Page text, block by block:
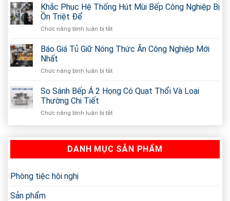
Có
Không?
Mua
Bếp
Dùng
Khắc Phục Hệ Thống Hút Mùi Bếp Công Nghiệp Bị
Ồn Triệt Để
Chức năng bình luận bị tắt
Phục
Hệ
Bếp
Ồn
Để
Báo Giá Tủ Giữ Nóng Thức Ăn Công Nghiệp Mới
Nhất
Chức năng bình luận bị tắt
Giá
Tủ
Công
Nghiệp
Mới
So Sánh Bếp Á 2 Họng Có Quạt Thổi Và Loại
Thường Chi Tiết
Chức năng bình luận bị tắt
Bếp
Á
DANH MỤC SẢN PHẨM
Phòng tiệc hội nghị
Sản phẩm